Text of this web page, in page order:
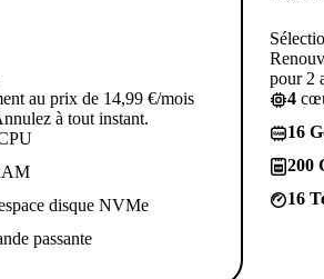
au prix de 14,99 €/mois
à tout instant.
disque NVMe
passante
pour 2
4
16
200
16